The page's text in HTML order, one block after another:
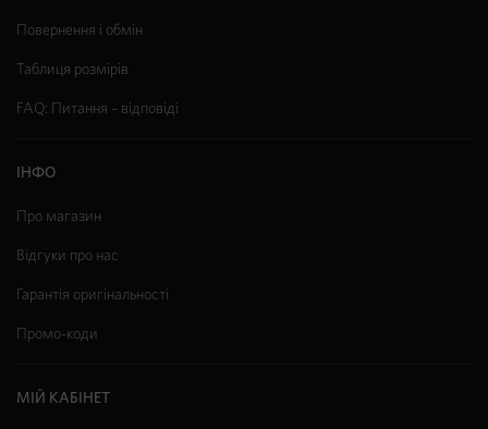
Повернення і обмін
Таблиця розмірів
FAQ: Питання – відповіді
ІНФО
Про магазин
Відгуки про нас
Гарантія оригінальності
Промо-коди
МІЙ КАБІНЕТ